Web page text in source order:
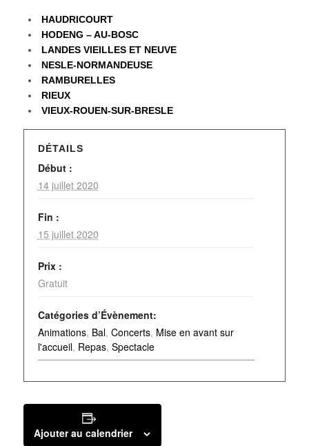
HAUDRICOURT
HODENG – AU-BOSC
LANDES VIEILLES ET NEUVE
NESLE-NORMANDEUSE
RAMBURELLES
RIEUX
VIEUX-ROUEN-SUR-BRESLE
DÉTAILS
Début :
14 juillet 2020
Fin :
15 juillet 2020
Prix :
Gratuit
Catégories d’Évènement:
Animations, Bal, Concerts, Mise en avant sur
l'accueil, Repas, Spectacle
Ajouter au calendrier